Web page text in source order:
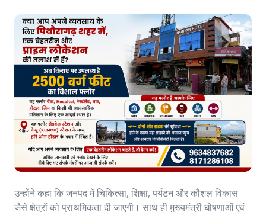
उन्होंने कहा कि जनपद में चिकित्सा, शिक्षा, पर्यटन और कौशल विकास
जैसे क्षेत्रों को प्राथमिकता दी जाएगी। साथ ही मुख्यमंत्री घोषणाओं एवं